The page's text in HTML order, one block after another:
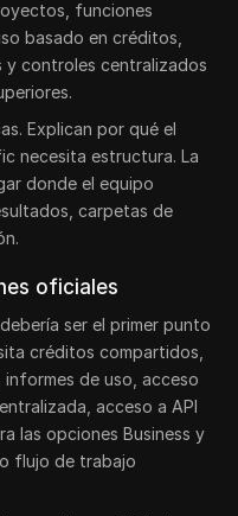
funciones
basado en créditos,
y controles centralizados
Explican por qué el
necesita estructura. La
donde el equipo
carpetas de
oficiales
ser el primer punto
créditos compartidos,
de uso, acceso
acceso a API
las opciones Business y
flujo de trabajo